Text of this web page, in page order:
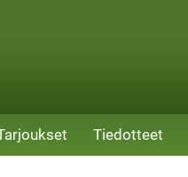
Tiedotteet